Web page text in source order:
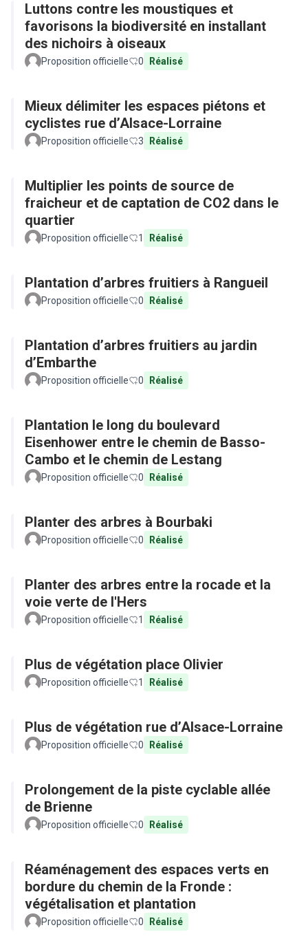
Luttons contre les moustiques et
favorisons la biodiversité en installant
des nichoirs à oiseaux
Proposition officielle 0 Réalisé
Mieux délimiter les espaces piétons et
cyclistes rue d’Alsace-Lorraine
Proposition officielle 3 Réalisé
Multiplier les points de source de
fraicheur et de captation de CO2 dans le
quartier
Proposition officielle 1 Réalisé
Plantation d’arbres fruitiers à Rangueil
Proposition officielle 0 Réalisé
Plantation d’arbres fruitiers au jardin
d’Embarthe
Proposition officielle 0 Réalisé
Plantation le long du boulevard
Eisenhower entre le chemin de Basso-
Cambo et le chemin de Lestang
Proposition officielle 0 Réalisé
Planter des arbres à Bourbaki
Proposition officielle 0 Réalisé
Planter des arbres entre la rocade et la
voie verte de l'Hers
Proposition officielle 1 Réalisé
Plus de végétation place Olivier
Proposition officielle 1 Réalisé
Plus de végétation rue d’Alsace-Lorraine
Proposition officielle 0 Réalisé
Prolongement de la piste cyclable allée
de Brienne
Proposition officielle 0 Réalisé
Réaménagement des espaces verts en
bordure du chemin de la Fronde :
végétalisation et plantation
Proposition officielle 0 Réalisé